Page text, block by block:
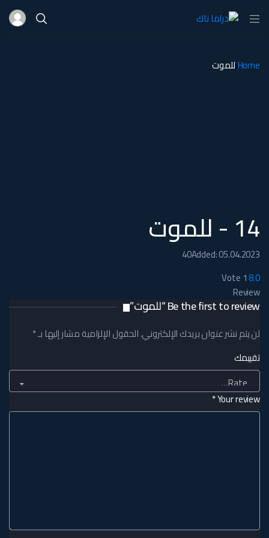
Homeللموت
14 - للموت
40Added: 05.04.2023
8.0
1
Review
Be the first to review “للموت”
لن يتم نشر عنوان بريدك الإلكتروني.الحقول الإلزامية مشار إليها بـ*
تقييمك
Your review
*